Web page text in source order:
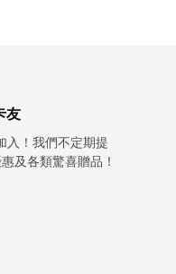
友
入！我們不定期提
及各類驚喜贈品！